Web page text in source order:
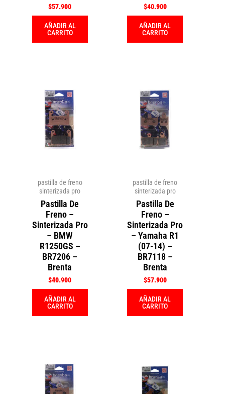
$57.900
AÑADIR AL
CARRITO
$40.900
AÑADIR AL
CARRITO
pastilla de freno
sinterizada pro
Pastilla De
Freno –
Sinterizada Pro
– BMW
R1250GS –
BR7206 –
Brenta
$40.900
AÑADIR AL
CARRITO
pastilla de freno
sinterizada pro
Pastilla De
Freno –
Sinterizada Pro
– Yamaha R1
(07-14) –
BR7118 –
Brenta
$57.900
AÑADIR AL
CARRITO